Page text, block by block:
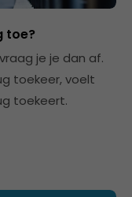
toe?
je je dan af.
toekeer, voelt
toekeert.